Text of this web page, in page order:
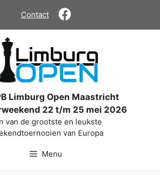
Contact
Limburg Open Maastricht
22 t/m 25 mei 2026
van de grootste en leukste
van Europa
Menu